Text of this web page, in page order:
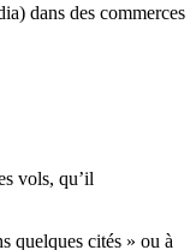
dans des commerces
vols, qu’il
quelques cités » ou à